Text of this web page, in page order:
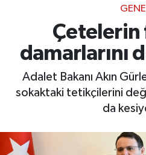
Çetelerin
damarlarını
Adalet Bakanı Akın
sokaktaki tetikçilerini
da
Kültür & Sanat
Teknoloji
Bilim
Bilim, Teknoloji